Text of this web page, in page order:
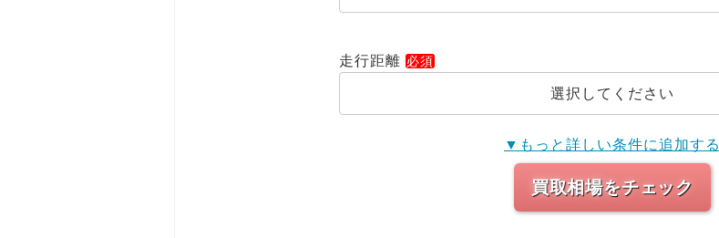
走行距離
選択してください
▼もっと詳しい条件に追加する
買取相場をチェック